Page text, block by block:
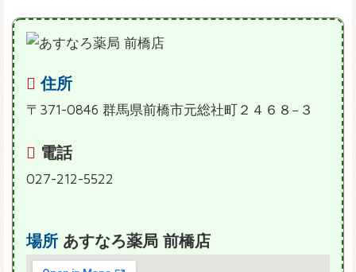
住所
〒371-0846 群馬県前橋市元総社町２４６８−３
電話
027-212-5522
場所 あすなろ薬局 前橋店